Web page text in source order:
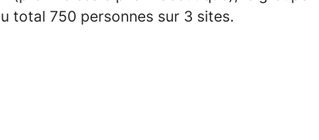
total 750 personnes sur 3 sites.